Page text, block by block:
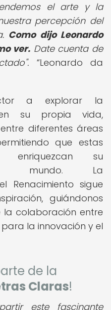
el arte y la
percepción del
Como dijo Leonardo
ver. Date cuenta de
Leonardo da
a explorar la
en su propia vida,
diferentes áreas
que estas
enriquezcan su
mundo. La
Renacimiento sigue
guiándonos
colaboración entre
la innovación y el
de la
Claras!
este fascinante